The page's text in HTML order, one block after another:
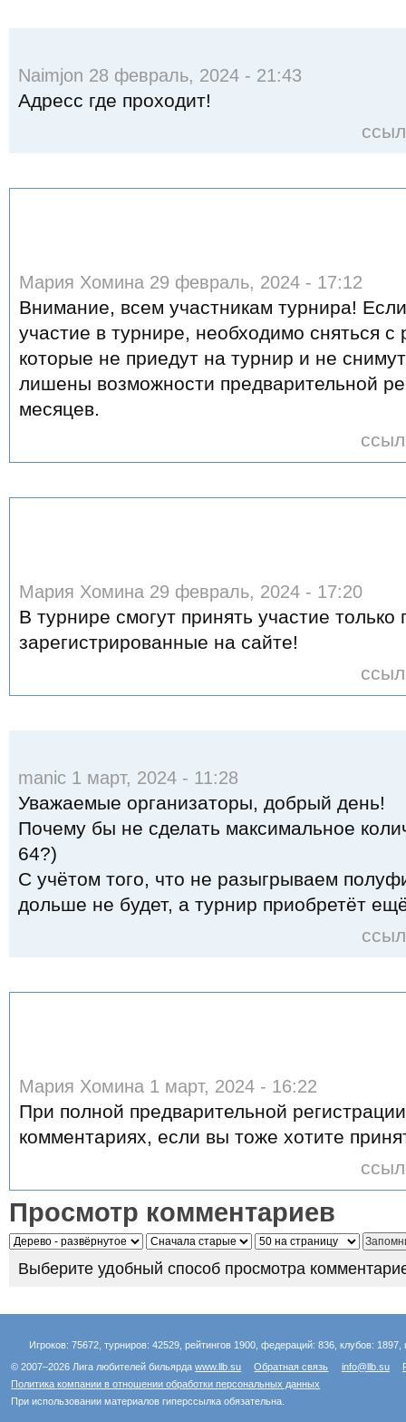
Naimjon 28 февраль, 2024 - 21:43
Адресс где проходит!
Мария Хомина 29 февраль, 2024 - 17:12
Внимание, всем участникам турнира!
участие в турнире, необходимо сняться с
которые не приедут на турнир и не
лишены возможности предварительной
месяцев.
Мария Хомина 29 февраль, 2024 - 17:20
В турнире смогут принять участие
зарегистрированные на сайте!
manic 1 март, 2024 - 11:28
Уважаемые организаторы, добрый день!
Почему бы не сделать максимальное
64?)
С учётом того, что не разыгрываем
дольше не будет, а турнир приобретёт
Мария Хомина 1 март, 2024 - 16:22
При полной предварительной
комментариях, если вы тоже хотите
Просмотр комментариев
Выберите удобный способ просмотра
Игроков: 75672, турниров: 42529, рейтингов 1900, федераций: 836, клубов:
© 2007–2026 Лига любителей бильярдаwww.llb.su Обратная связь info@llb.su
Политика компании в отношении обработки персональных данных
При использовании материалов гиперссылка обязательна.